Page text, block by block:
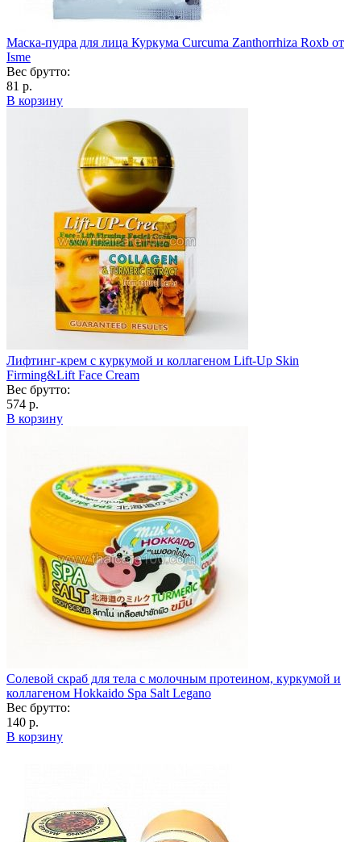
Маска-пудра для лица Куркума Curcuma Zanthorrhiza Roxb от
Isme
Вес брутто:
81 р.
В корзину
Лифтинг-крем с куркумой и коллагеном Lift-Up Skin
Firming&Lift Face Cream
Вес брутто:
574 р.
В корзину
Солевой скраб для тела с молочным протеином, куркумой и
коллагеном Hokkaido Spa Salt Legano
Вес брутто:
140 р.
В корзину